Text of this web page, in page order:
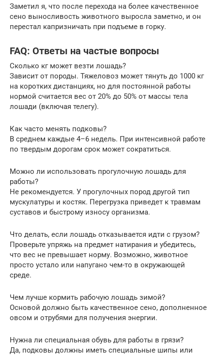
Заметил я, что после перехода на более качественное
сено выносливость животного выросла заметно, и он
перестал капризничать при подъеме в горку.
FAQ: Ответы на частые вопросы
Сколько кг может везти лошадь?
Зависит от породы. Тяжеловоз может тянуть до 1000 кг
на коротких дистанциях, но для постоянной работы
нормой считается вес от 20% до 50% от массы тела
лошади (включая телегу).
Как часто менять подковы?
В среднем каждые 4–6 недель. При интенсивной работе
по твердым дорогам срок может сократиться.
Можно ли использовать прогулочную лошадь для
работы?
Не рекомендуется. У прогулочных пород другой тип
мускулатуры и костяк. Перегрузка приведет к травмам
суставов и быстрому износу организма.
Что делать, если лошадь отказывается идти с грузом?
Проверьте упряжь на предмет натирания и убедитесь,
что вес не превышает норму. Возможно, животное
просто устало или напугано чем-то в окружающей
среде.
Чем лучше кормить рабочую лошадь зимой?
Основой должно быть качественное сено, дополненное
овсом и отрубями для получения энергии.
Нужна ли специальная обувь для работы в грязи?
Да, подковы должны иметь специальные шипы или